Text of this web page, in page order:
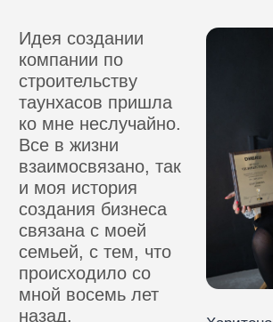
Мы среди лучших
"Евродом" является обладателем
многочисленных наград, полученных за
реализацию проектов. Это подтверждает
тот факт, что наши объекты соответствуют
новым тенденциям и современным
требованиям девелопмента
недвижимости.